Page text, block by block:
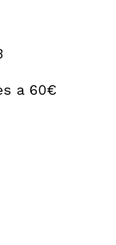
a 60€